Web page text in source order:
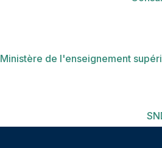
Ministère de l'enseignement